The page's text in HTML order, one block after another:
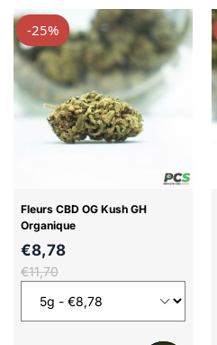
-25%
Fleurs CBD OG Kush GH
Organique
€8,78
€11,70